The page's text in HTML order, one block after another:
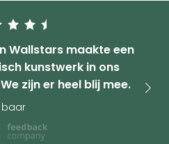
Wallstars maakte een
kunstwerk in ons
zijn er heel blij mee.
baar